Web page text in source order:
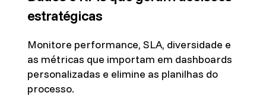
estratégicas
Monitore performance, SLA, diversidade e
as métricas que importam em dashboards
personalizadas e elimine as planilhas do
processo.